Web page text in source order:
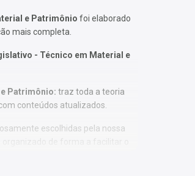
e Patrimônio foi elaborado
mais completa.
- Técnico em Material e
Patrimônio: traz toda a teoria
conteúdos atualizados.
escolhidas pela nossa